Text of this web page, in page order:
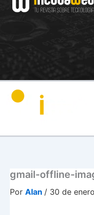
gmail-offline-
Por Alan / 30 de